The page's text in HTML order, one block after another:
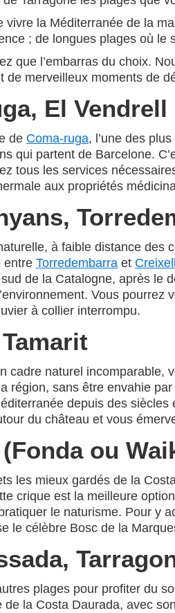
vivre la Méditerranée de la
; de longues plages où
que l’embarras du choix.
de merveilleux moments de
El Vendrell
de Coma-ruga, l’une des
qui partent de Barcelone.
tous les services
aux propriétés
à faible distance
entre Torredembarra et Creixell
de la Catalogne, après le
Vous
à collier interrompu.
cadre naturel incomparable,
région, sans être envahie
depuis des
du château et vous
ou
les mieux gardés de la
crique est la meilleure
le naturisme. Pour y
le célèbre Bosc de la
plages pour profiter du
de la Costa Daurada, avec